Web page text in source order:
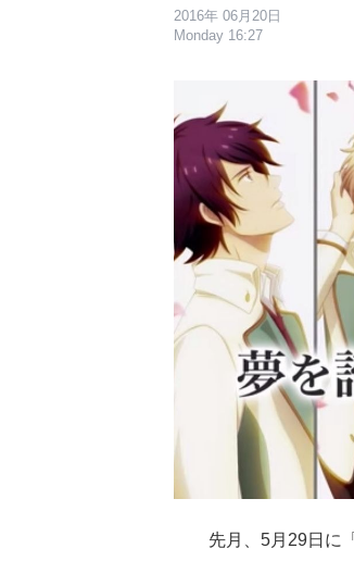
2016年 06月20日
Monday 16:27
先月、5月29日に「